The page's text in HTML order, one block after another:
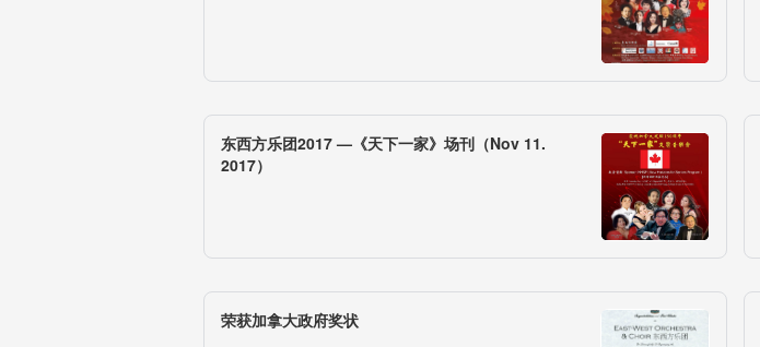
东西方乐团2017 —《天下一家》场刊（Nov 11.
2017）
荣获加拿大政府奖状